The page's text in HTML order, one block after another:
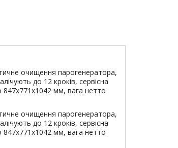
очищення парогенератора,
до 12 кроків, сервісна
847х771х1042 мм, вага нетто
очищення парогенератора,
до 12 кроків, сервісна
847х771х1042 мм, вага нетто